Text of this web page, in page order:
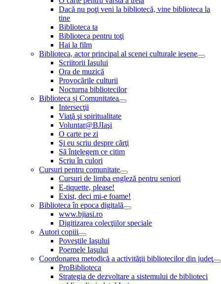
Dacă nu poţi veni la bibliotecă, vine biblioteca la
tine
Biblioteca ta
Biblioteca pentru toţi
Hai la film
Biblioteca, actor principal al scenei culturale ieşene
Scriitorii Iaşului
Ora de muzică
Provocările culturii
Nocturna bibliotecilor
Biblioteca și Comunitatea
Intersecţii
Viaţă şi spiritualitate
Voluntar@BJIaşi
O carte pe zi
Şi eu scriu despre cărţi
Să înţelegem ce citim
Scriu în culori
Cursuri pentru comunitate
Cursuri de limba engleză pentru seniori
E-tiquette, please!
Exist, deci mi-e foame!
Biblioteca în epoca digitală
www.bjiasi.ro
Digitizarea colecţiilor speciale
Autori copiii
Poveştile Iaşului
Poemele Iaşului
Coordonarea metodică a activităţii bibliotecilor din judeţ
ProBiblioteca
Strategia de dezvoltare a sistemului de biblioteci